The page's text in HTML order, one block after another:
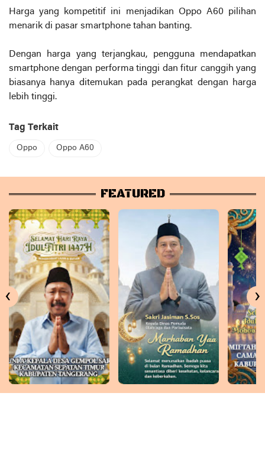
Harga yang kompetitif ini menjadikan Oppo A60 pilihan
menarik di pasar smartphone tahan banting.
Dengan harga yang terjangkau, pengguna mendapatkan
smartphone dengan performa tinggi dan fitur canggih yang
biasanya hanya ditemukan pada perangkat dengan harga
lebih tinggi.
Tag Terkait
Oppo Oppo A60
FEATURED
‹ ›